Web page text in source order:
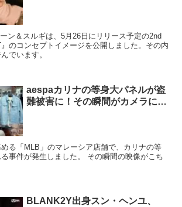
ン＆スルギは、5月26日にリリース予定の2nd
のコンセプトイメージを公開しました。その内
でいます。
aespaカリナの等身大パネルが盗
難被害に！その瞬間がカメラに…
る「MLB」のマレーシア店舗で、カリナの等
事件が発生しました。 その瞬間の映像がこち
BLANK2Y出身スン・ヘンユ、